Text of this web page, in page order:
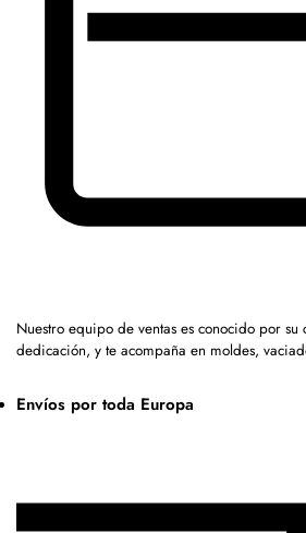
Nuestro equipo de ventas es conocido por su
dedicación, y te acompaña en moldes,
Envíos por toda Europa